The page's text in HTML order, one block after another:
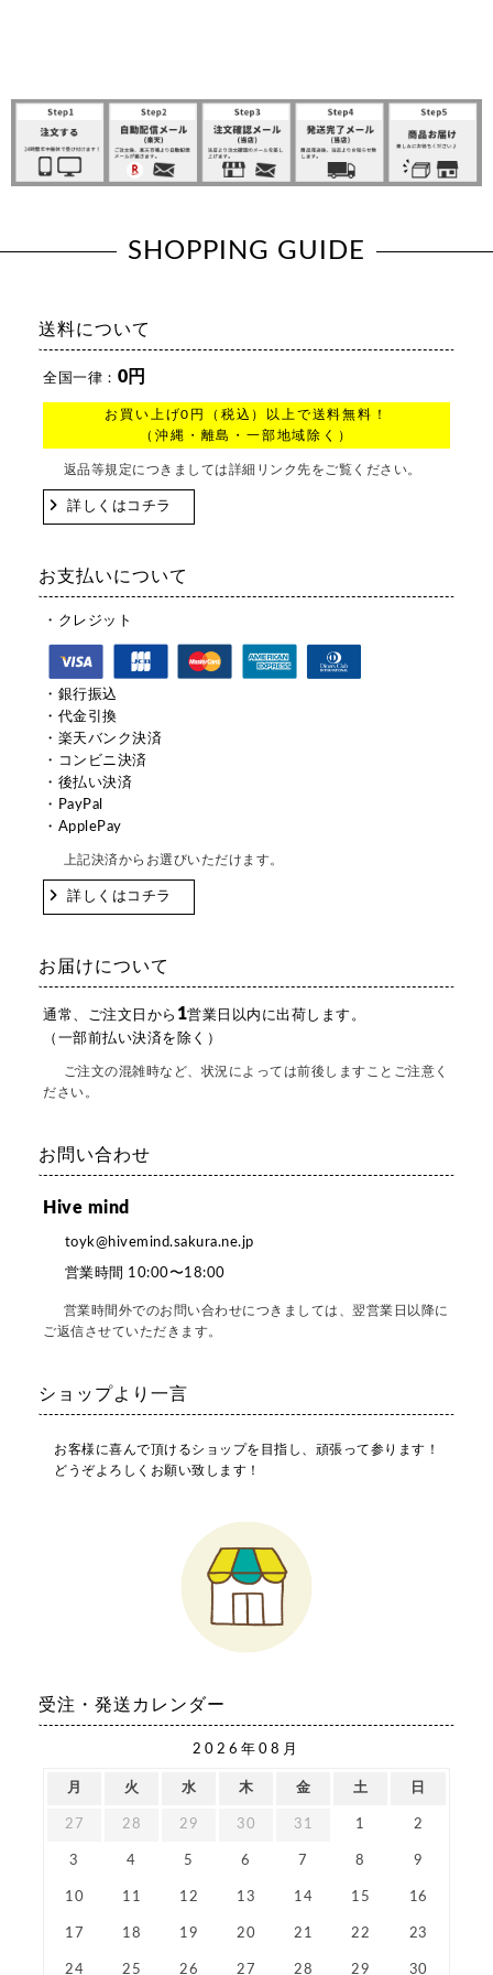
SHOPPING GUIDE
送料について
全国一律： 0円
お買い上げ0円（税込）以上で送料無料！
（沖縄・離島・一部地域除く）
返品等規定につきましては詳細リンク先をご覧ください。
詳しくはコチラ
お支払いについて
・クレジット
・銀行振込
・代金引換
・楽天バンク決済
・コンビニ決済
・後払い決済
・PayPal
・ApplePay
上記決済からお選びいただけます。
詳しくはコチラ
お届けについて
通常、ご注文日から 1営業日以内に出荷します。
（一部前払い決済を除く）
ご注文の混雑時など、状況によっては前後しますことご注意く
ださい。
お問い合わせ
Hive mind
toyk@hivemind.sakura.ne.jp
営業時間 10:00〜18:00
営業時間外でのお問い合わせにつきましては、翌営業日以降に
ご返信させていただきます。
ショップより一言
お客様に喜んで頂けるショップを目指し、頑張って参ります！
どうぞよろしくお願い致します！
受注・発送カレンダー
2026年08月
月 火 水 木 金 土 日
27 28 29 30 31 1 2
3 4 5 6 7 8 9
10 11 12 13 14 15 16
17 18 19 20 21 22 23
24 25 26 27 28 29 30